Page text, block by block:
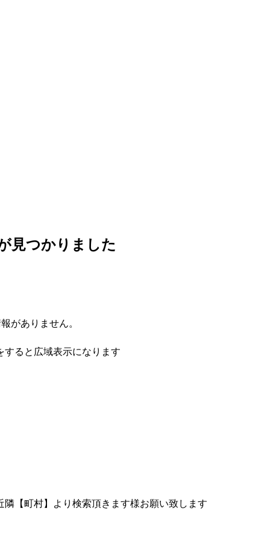
見つかりました
がありません。
ると広域表示になります
【町村】より検索頂きます様お願い致します